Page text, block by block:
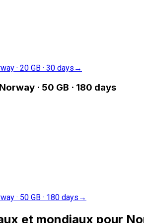
· 20 GB · 30 days →
Norway · 50 GB · 180 days
· 50 GB · 180 days →
et mondiaux pour